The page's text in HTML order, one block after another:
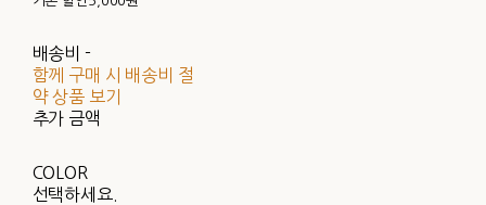
배송비 -
함께 구매 시 배송비 절
약 상품 보기
추가 금액
COLOR
선택하세요.